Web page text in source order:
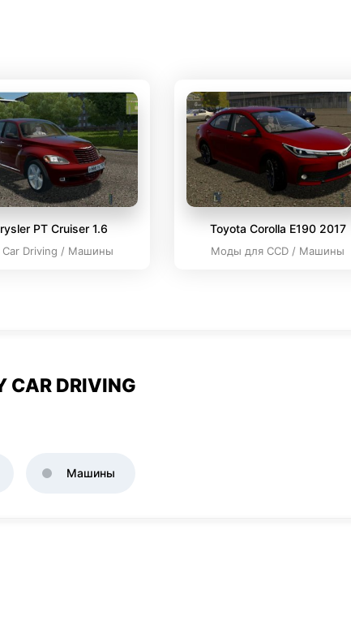
PT Cruiser 1.6
Car Driving / Машины
Toyota Corolla E190 2017
Моды для CCD / Машины
DRIVING
Машины